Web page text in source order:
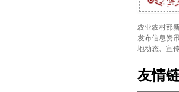
农业农村部
发布信息资
地动态、宣
友情